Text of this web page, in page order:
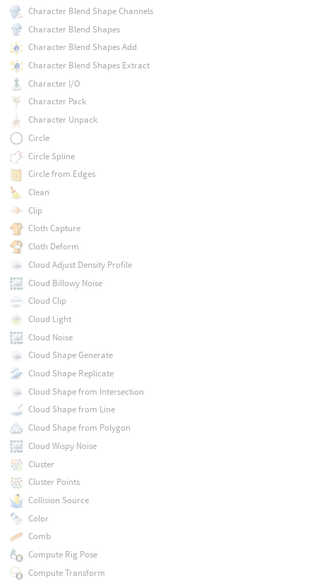
Character Blend Shape Channels
Character Blend Shapes
Character Blend Shapes Add
Character Blend Shapes Extract
Character I/O
Character Pack
Character Unpack
Circle
Circle Spline
Circle from Edges
Clean
Clip
Cloth Capture
Cloth Deform
Cloud Adjust Density Profile
Cloud Billowy Noise
Cloud Clip
Cloud Light
Cloud Noise
Cloud Shape Generate
Cloud Shape Replicate
Cloud Shape from Intersection
Cloud Shape from Line
Cloud Shape from Polygon
Cloud Wispy Noise
Cluster
Cluster Points
Collision Source
Color
Comb
Compute Rig Pose
Compute Transform